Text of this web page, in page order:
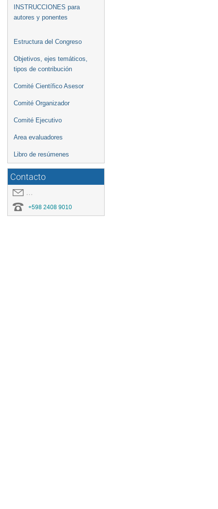
INSTRUCCIONES para
autores y ponentes
Estructura del Congreso
Objetivos, ejes temáticos,
tipos de contribución
Comité Científico Asesor
Comité Organizador
Comité Ejecutivo
Area evaluadores
Libro de resúmenes
Contacto
covid19.congresoei@gmail.com
+598 2408 9010